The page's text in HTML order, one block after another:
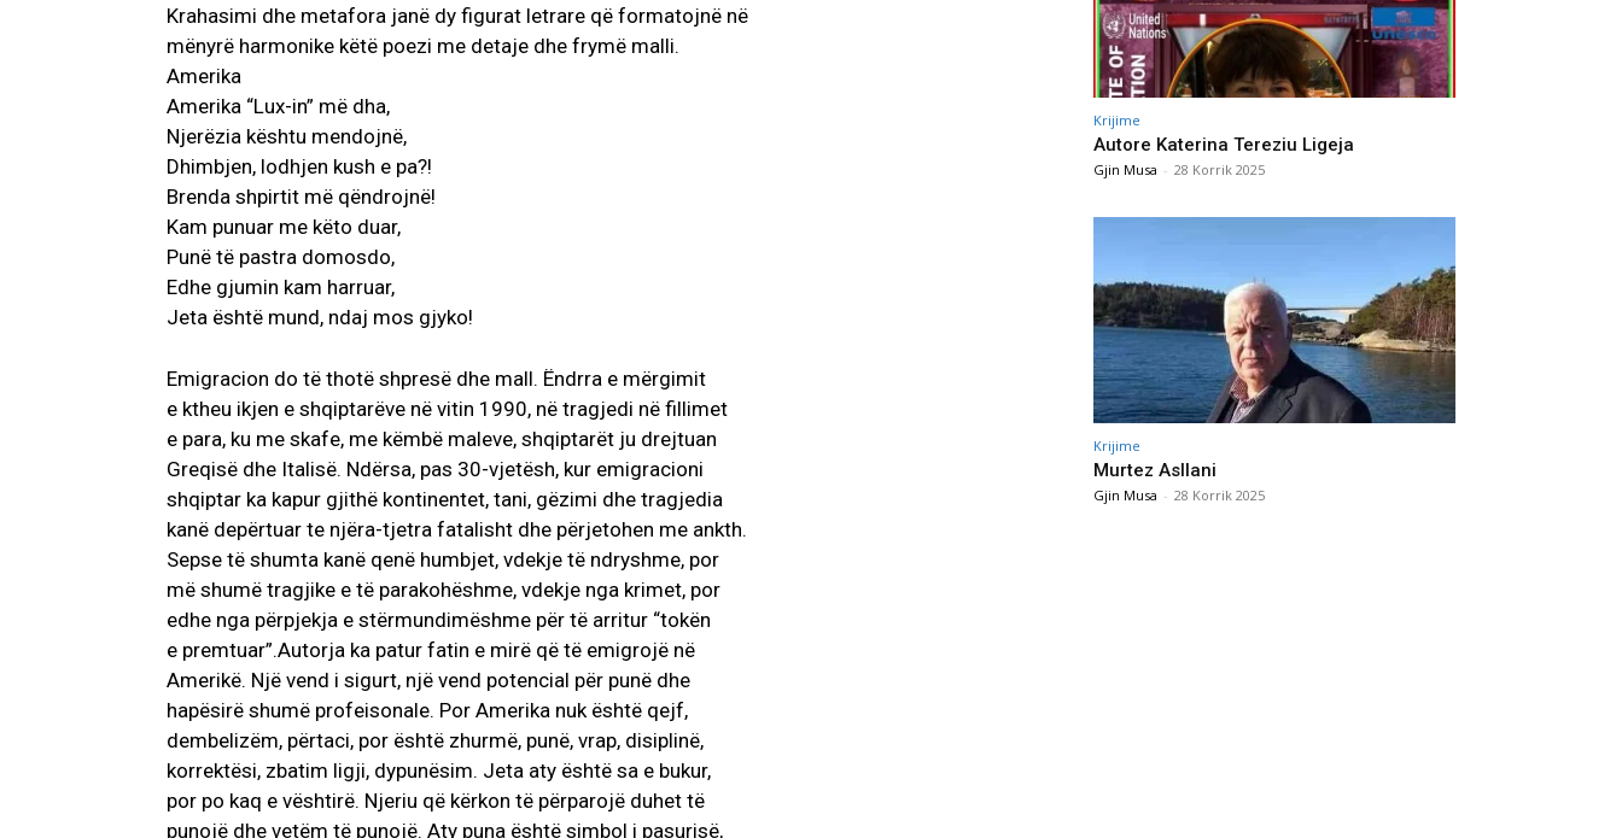
Krahasimi dhe metafora janë dy figurat letrare që formatojnë në
mënyrë harmonike këtë poezi me detaje dhe frymë malli.
Amerika
Amerika “Lux-in” më dha,
Njerëzia kështu mendojnë,
Dhimbjen, lodhjen kush e pa?!
Brenda shpirtit më qëndrojnë!
Kam punuar me këto duar,
Punë të pastra domosdo,
Edhe gjumin kam harruar,
Jeta është mund, ndaj mos gjyko!
Emigracion do të thotë shpresë dhe mall. Ëndrra e mërgimit
e ktheu ikjen e shqiptarëve në vitin 1990, në tragjedi në fillimet
e para, ku me skafe, me këmbë maleve, shqiptarët ju drejtuan
Greqisë dhe Italisë. Ndërsa, pas 30-vjetësh, kur emigracioni
shqiptar ka kapur gjithë kontinentet, tani, gëzimi dhe tragjedia
kanë depërtuar te njëra-tjetra fatalisht dhe përjetohen me ankth.
Sepse të shumta kanë qenë humbjet, vdekje të ndryshme, por
më shumë tragjike e të parakohëshme, vdekje nga krimet, por
edhe nga përpjekja e stërmundimëshme për të arritur “tokën
e premtuar”.Autorja ka patur fatin e mirë që të emigrojë në
Amerikë. Një vend i sigurt, një vend potencial për punë dhe
hapësirë shumë profeisonale. Por Amerika nuk është qejf,
dembelizëm, përtaci, por është zhurmë, punë, vrap, disiplinë,
korrektësi, zbatim ligji, dypunësim. Jeta aty është sa e bukur,
por po kaq e vështirë. Njeriu që kërkon të përparojë duhet të
punojë dhe vetëm të punojë. Aty puna është simbol i pasurisë,
Krijime
Autore Katerina Tereziu Ligeja
Gjin Musa - 28 Korrik 2025
Krijime
Murtez Asllani
Gjin Musa - 28 Korrik 2025